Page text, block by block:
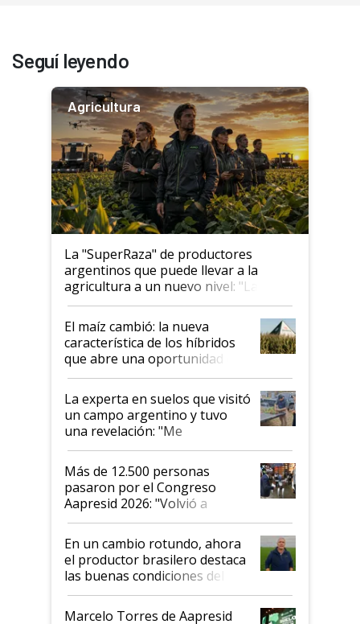
Seguí leyendo
Agricultura
La "SuperRaza" de productores
argentinos que puede llevar a la
agricultura a un nuevo nivel: "Las
posibilidades de crecimiento son
infinitas"
El maíz cambió: la nueva
característica de los híbridos
que abre una oportunidad en
el lote
La experta en suelos que visitó
un campo argentino y tuvo
una revelación: "Me
impresionó mucho"
Más de 12.500 personas
pasaron por el Congreso
Aapresid 2026: "Volvió a
demostrar que hablar del
suelo es hablar de todo el
sistema productivo"
En un cambio rotundo, ahora
el productor brasilero destaca
las buenas condiciones del
agro argentino para invertir:
"Los veo más motivados"
Marcelo Torres de Aapresid